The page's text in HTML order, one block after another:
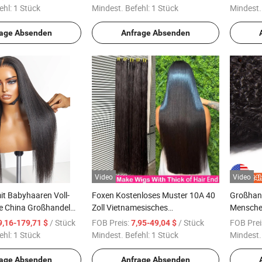
Tiefe
1 Stück
Absenden
Transparente Spitze Front Haar
Spitzenperücke
Mindest. Befehl: 1 Stück
Anfrage Absenden
Babyhaaren Voll-
China Großhandel
Schweizer
179,71 $ / Stück
1 Stück
Absenden
Video
Foxen Kostenloses Muster 10A 40
Zoll Vietnamesisches
Rohmenschliches Haar
Peruanisches Menschenhaar
Menschenhaar Bündel 100%
FOB Preis:7,95-49,04 $ / Stück
Mindest. Befehl: 1 Stück
Anfrage Absenden
Video
Lockige
FOB